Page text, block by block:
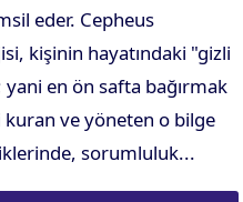
eder. Cepheus
kişinin hayatındaki "gizli
en ön safta bağırmak
ve yöneten o bilge
sorumluluk...